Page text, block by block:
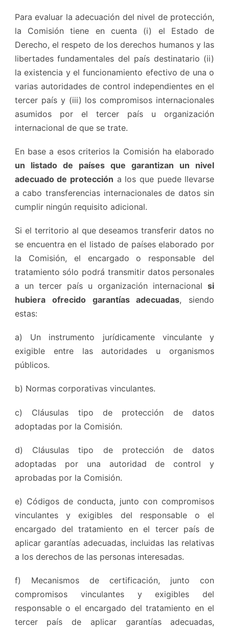
Para evaluar la adecuación del nivel de protección,
la Comisión tiene en cuenta (i) el Estado de
Derecho, el respeto de los derechos humanos y las
libertades fundamentales del país destinatario (ii)
la existencia y el funcionamiento efectivo de una o
varias autoridades de control independientes en el
tercer país y (iii) los compromisos internacionales
asumidos por el tercer país u organización
internacional de que se trate.
En base a esos criterios la Comisión ha elaborado
un listado de países que garantizan un nivel
adecuado de protección a los que puede llevarse
a cabo transferencias internacionales de datos sin
cumplir ningún requisito adicional.
Si el territorio al que deseamos transferir datos no
se encuentra en el listado de países elaborado por
la Comisión, el encargado o responsable del
tratamiento sólo podrá transmitir datos personales
a un tercer país u organización internacionalsi
hubiera ofrecido garantías adecuadas, siendo
estas:
a) Un instrumento jurídicamente vinculante y
exigible entre las autoridades u organismos
públicos.
b) Normas corporativas vinculantes.
c) Cláusulas tipo de protección de datos
adoptadas por la Comisión.
d) Cláusulas tipo de protección de datos
adoptadas por una autoridad de control y
aprobadas por la Comisión.
e) Códigos de conducta, junto con compromisos
vinculantes y exigibles del responsable o el
encargado del tratamiento en el tercer país de
aplicar garantías adecuadas, incluidas las relativas
a los derechos de las personas interesadas.
f) Mecanismos de certificación, junto con
compromisos vinculantes y exigibles del
responsable o el encargado del tratamiento en el
tercer país de aplicar garantías adecuadas,